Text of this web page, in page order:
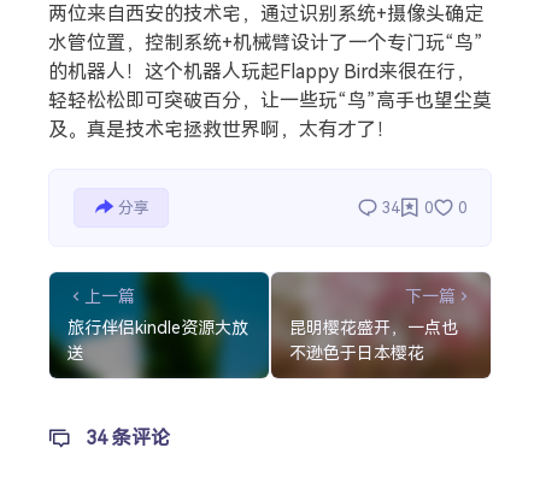
两位来自西安的技术宅，通过识别系统+摄像头确定
水管位置，控制系统+机械臂设计了一个专门玩“鸟”
的机器人！这个机器人玩起Flappy Bird来很在行，
轻轻松松即可突破百分，让一些玩“鸟”高手也望尘莫
及。真是技术宅拯救世界啊，太有才了！
分享 34 0 0
上一篇
旅行伴侣kindle资源大放
送
下一篇
昆明樱花盛开，一点也
不逊色于日本樱花
34 条评论